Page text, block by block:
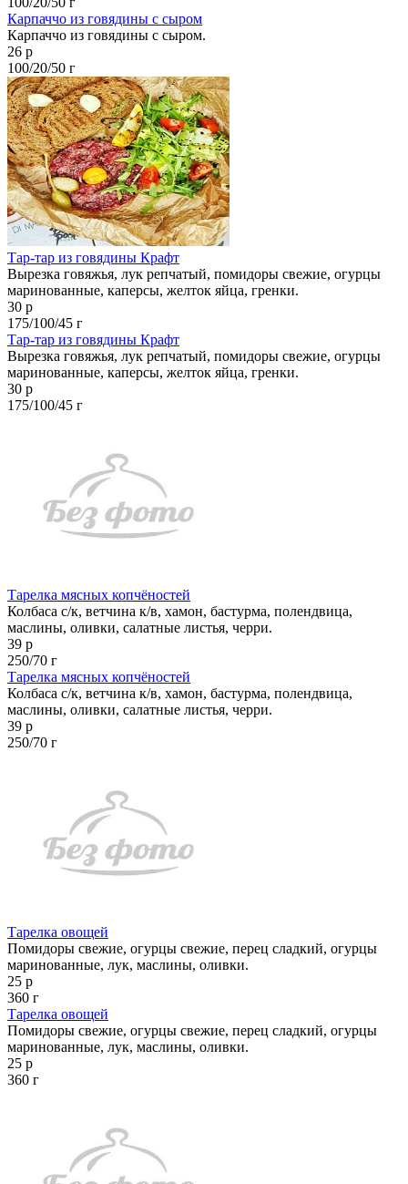
Карпаччо из говядины с сыром
Карпаччо из говядины с сыром.
26 р
100/20/50 г
Тар-тар из говядины Крафт
Вырезка говяжья, лук репчатый, помидоры свежие, огурцы
маринованные, каперсы, желток яйца, гренки.
30 р
175/100/45 г
Тар-тар из говядины Крафт
Вырезка говяжья, лук репчатый, помидоры свежие, огурцы
маринованные, каперсы, желток яйца, гренки.
30 р
175/100/45 г
Тарелка мясных копчёностей
Колбаса с/к, ветчина к/в, хамон, бастурма, полендвица,
маслины, оливки, салатные листья, черри.
39 р
250/70 г
Тарелка мясных копчёностей
Колбаса с/к, ветчина к/в, хамон, бастурма, полендвица,
маслины, оливки, салатные листья, черри.
39 р
250/70 г
Тарелка овощей
Помидоры свежие, огурцы свежие, перец сладкий, огурцы
маринованные, лук, маслины, оливки.
25 р
360 г
Тарелка овощей
Помидоры свежие, огурцы свежие, перец сладкий, огурцы
маринованные, лук, маслины, оливки.
25 р
360 г